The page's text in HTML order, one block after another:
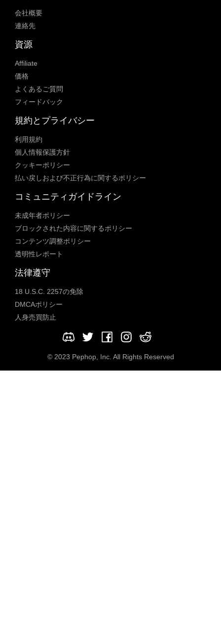
会社概要
連絡先
資源
Affiliate
価格
よくあるご質問
フィードバック
規約とプライバシー
利用規約
個人情報保護方針
クッキーポリシー
払い戻しおよび不正行為に関するポリシー
コミュニティガイドライン
未成年者ポリシー
ブロックされた内容に関するポリシー
コンテンツ調整ポリシー
透明性レポート
法律遵守
18 U.S.C. 2257の免除
DMCAポリシー
人身売買防止
© 2023 Pephop, Inc. All Rights Reserved